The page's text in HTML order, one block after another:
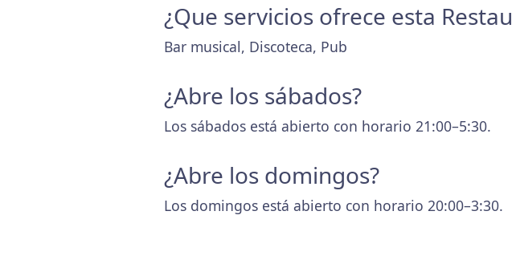
¿Que servicios ofrece esta
Bar musical, Discoteca, Pub
¿Abre los sábados?
Los sábados está abierto con horario 21:00–5:30.
¿Abre los domingos?
Los domingos está abierto con horario 20:00–3:30.